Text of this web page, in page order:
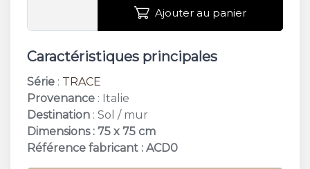
Ajouter au panier
Caractéristiques principales
Série : TRACE
Provenance : Italie
Destination : Sol / mur
Dimensions : 75 x 75 cm
Référence fabricant : ACD0